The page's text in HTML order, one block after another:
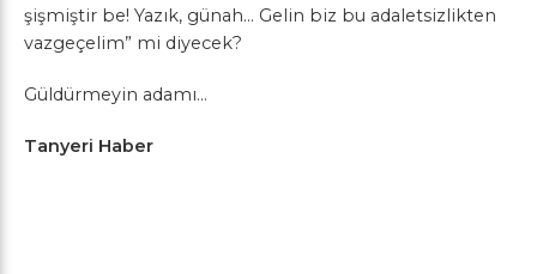
şişmiştir be! Yazık, günah… Gelin biz bu adaletsizlikten
vazgeçelim” mi diyecek?
Güldürmeyin adamı…
Tanyeri Haber